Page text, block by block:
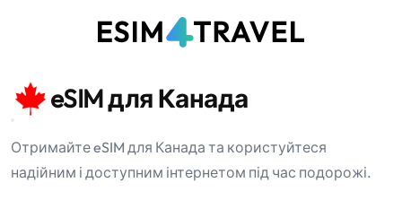
eSIM для Канада
Отримайте eSIM для Канада та користуйтеся
надійним і доступним інтернетом під час подорожі.